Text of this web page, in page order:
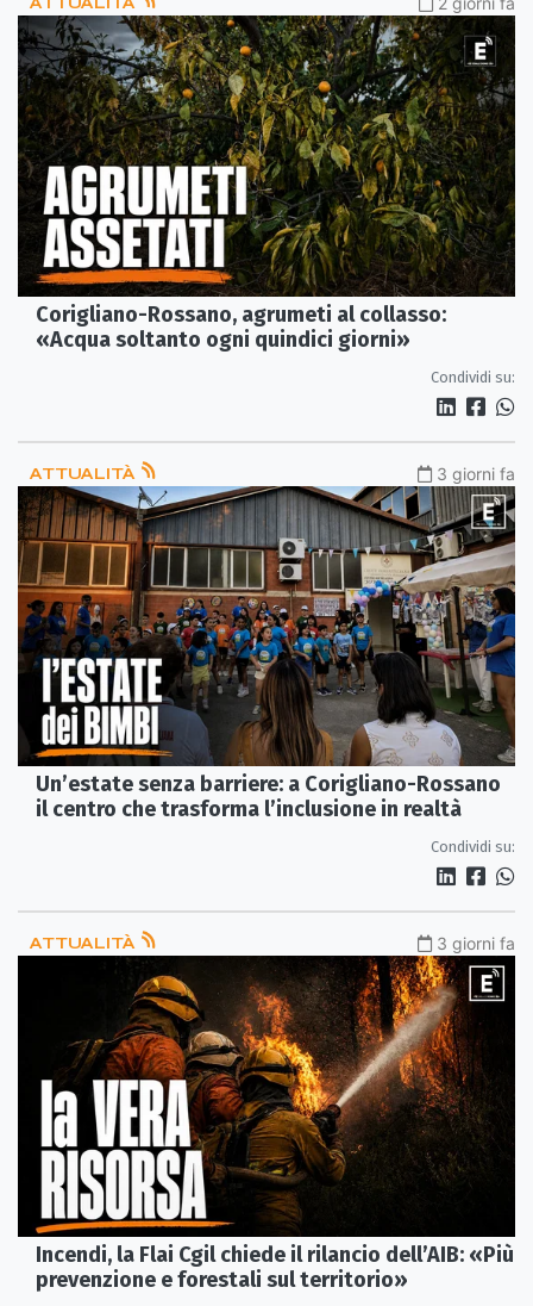
Corigliano-Rossano, agrumeti al collasso:
«Acqua soltanto ogni quindici giorni»
Condividi su:
ATTUALITÀ 3 giorni fa
Un’estate senza barriere: a Corigliano-Rossano
il centro che trasforma l’inclusione in realtà
Condividi su:
ATTUALITÀ 3 giorni fa
Incendi, la Flai Cgil chiede il rilancio dell’AIB: «Più
prevenzione e forestali sul territorio»